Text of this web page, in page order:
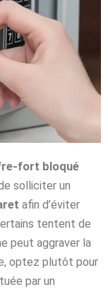
fort bloqué
solliciter un
afin d’éviter
tentent de
peut aggraver la
optez plutôt pour
par un